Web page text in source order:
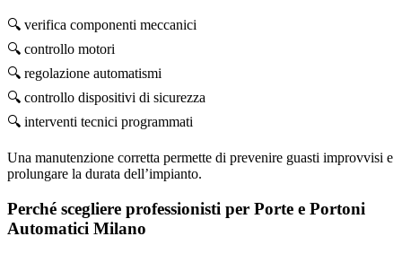
🔍 verifica componenti meccanici
🔍 controllo motori
🔍 regolazione automatismi
🔍 controllo dispositivi di sicurezza
🔍 interventi tecnici programmati
Una manutenzione corretta permette di prevenire guasti improvvisi e
prolungare la durata dell’impianto.
Perché scegliere professionisti per Porte e Portoni
Automatici Milano